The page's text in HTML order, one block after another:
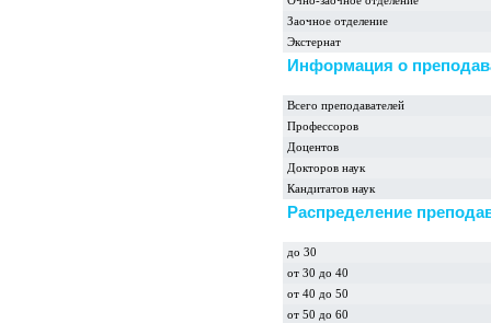
Заочное отделение
Экстернат
Информация о
Всего преподавателей
Профессоров
Доцентов
Докторов наук
Кандитатов наук
Распределение
до 30
от 30 до 40
от 40 до 50
от 50 до 60